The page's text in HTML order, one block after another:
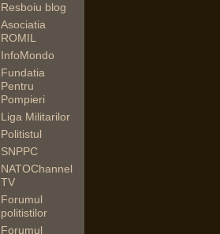
Resboiu blog
Asociatia
ROMIL
InfoMondo
Fundatia
Pentru
Pompieri
Liga Militarilor
Politistul
SNPPC
NATOChannel
TV
Forumul
politistilor
Forumul